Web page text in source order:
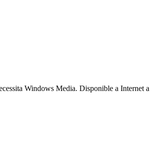
Windows Media. Disponible a Internet a